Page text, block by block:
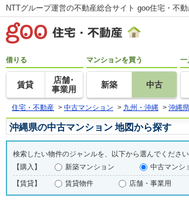
NTTグループ運営の不動産総合サイト goo住宅・不動
借りる
賃貸
店舗･
事業用
マンションを買う
新築 中古
一
住宅・不動産 > 中古マンション > 九州・沖縄 > 沖縄県
沖縄県の中古マンション 地図から探す
検索したい物件のジャンルを、以下から選んでください
【購入】
新築マンション 中古マンシ
【賃貸】
賃貸物件 店舗・事業用